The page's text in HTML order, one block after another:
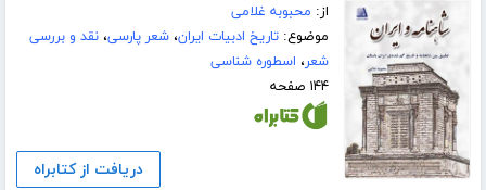
از: محبوبه غلامی
موضوع:تاریخ ادبیات ایران،شعر پارسی،نقد و بررسی
شعر، اسطوره شناسی
۱۴۴ صفحه
دریافت از کتابراه